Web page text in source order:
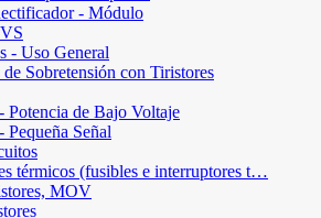
- Módulo
- Uso General
de Sobretensión con Tiristores
Potencia de Bajo Voltaje
Señal
térmicos (fusibles e interruptores t…
MOV